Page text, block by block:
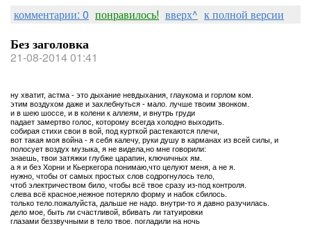
комментарии: 0 понравилось! вверх^ к полной версии
Без заголовка
21-08-2014 01:41
ну хватит, астма - это дыхание невдыхания, глаукома и горлом ком.
этим воздухом даже и захлебнуться - мало. лучше твоим звонком.
и в шею шоссе, и в колени к аллеям, и внутрь груди
падает замертво голос, которому всегда холодно выходить.
собирая стихи свои в вой, под курткой растекаются плечи,
вот такая моя война - я себя калечу, руки душу в карманах из всей силы, и
полосует воздух музыка, я не видела,но мне говорили:
знаешь, твои затяжки глубже царапин, ключичных ям.
а я и без Хорни и Кьеркегора понимаю,что целуют меня, а не я.
нужно, чтобы от самых простых слов содрогнулось тело,
чтоб электричеством било, чтобы всё твое сразу из-под контроля.
слева всё красное,нежное потеряло форму и набок сбилось.
только тело.пожалуйста, дальше не надо. внутри-то я давно разучилась.
дело мое, быть ли счастливой, вбивать ли татуировки
глазами беззвучными в тело твое. погладили на ночь